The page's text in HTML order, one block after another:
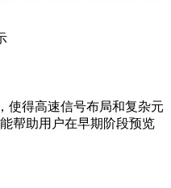
，使得高速信号布局和复杂元
帮助用户在早期阶段预览